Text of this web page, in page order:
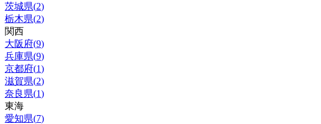
茨城県(2)
栃木県(2)
関西
大阪府(9)
兵庫県(9)
京都府(1)
滋賀県(2)
奈良県(1)
東海
愛知県(7)